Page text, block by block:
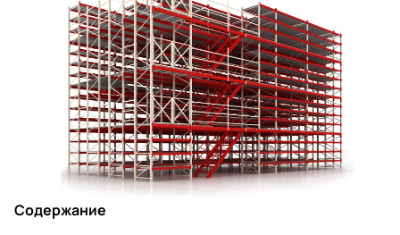
Содержание